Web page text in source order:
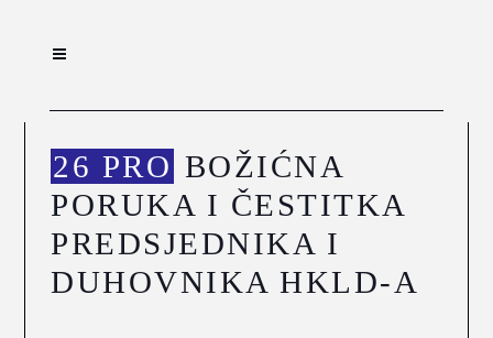
26 PRO BOŽIĆNA
PORUKA I ČESTITKA
PREDSJEDNIKA I
DUHOVNIKA HKLD-A